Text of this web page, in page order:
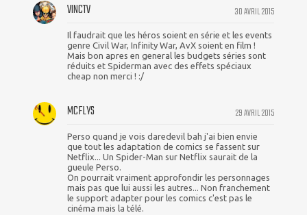
30 AVRIL 2015
VINCTV
Il faudrait que les héros soient en série et les events
genre Civil War, Infinity War, AvX soient en film !
Mais bon apres en general les budgets séries sont
réduits et Spiderman avec des effets spéciaux
cheap non merci ! :/
29 AVRIL 2015
MCFLYS
Perso quand je vois daredevil bah j'ai bien envie
que tout les adaptation de comics se fassent sur
Netflix... Un Spider-Man sur Netflix saurait de la
gueule Perso.
On pourrait vraiment approfondir les personnages
mais pas que lui aussi les autres... Non franchement
le support adapter pour les comics c'est pas le
cinéma mais la télé.